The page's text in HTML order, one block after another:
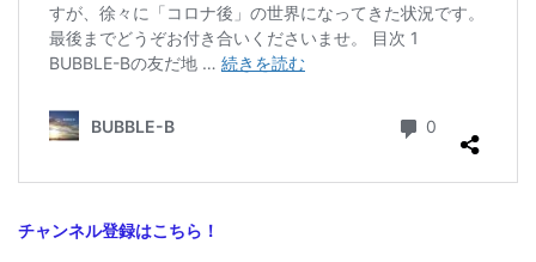
チャンネル登録はこちら！